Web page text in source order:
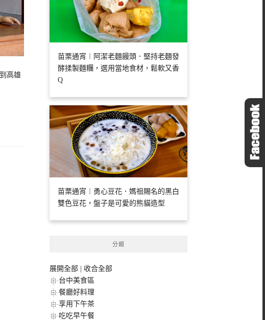
高雄
苗栗通宵︱阿潔老麵饅頭．堅持老麵發
酵揉製麵糰，選用當地食材，鬆軟又香
Q
苗栗通宵︱勇心豆花．媽祖賜名的黑白
雙色豆花，盤子是可愛的熊貓造型
分類
展開全部
收合全部
台中美食區
餐廳好料理
享用下午茶
吃吃早午餐